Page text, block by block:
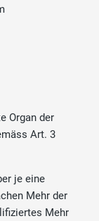
Organ der
Art. 3
je eine
Mehr der
Mehr